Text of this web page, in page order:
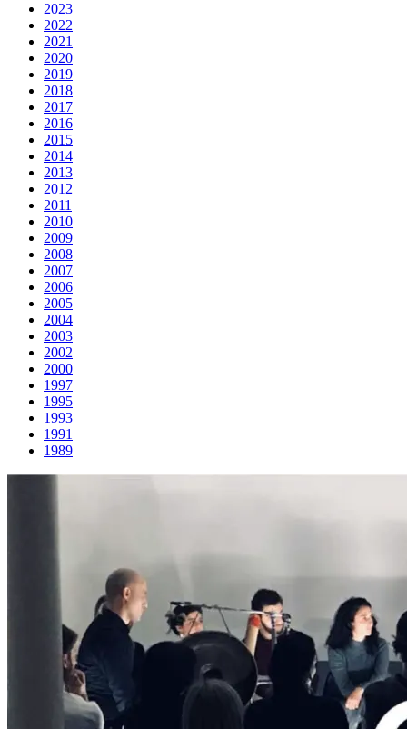
2023
2022
2021
2020
2019
2018
2017
2016
2015
2014
2013
2012
2011
2010
2009
2008
2007
2006
2005
2004
2003
2002
2000
1997
1995
1993
1991
1989